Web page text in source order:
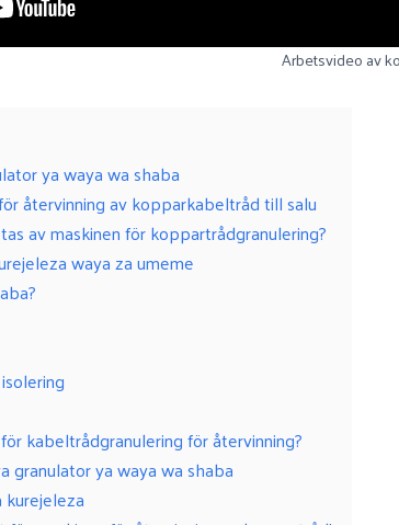
Arbetsvideo av
ya waya wa shaba
återvinning av kopparkabeltråd till salu
av maskinen för koppartrådgranulering?
waya za umeme
kabeltrådgranulering för återvinning?
granulator ya waya wa shaba
kurejeleza